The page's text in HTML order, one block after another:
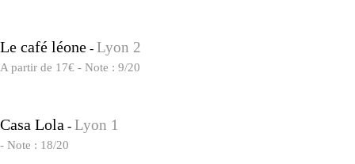
Le café léone - Lyon 2
A partir de 17€ - Note : 9/20
Casa Lola - Lyon 1
- Note : 18/20